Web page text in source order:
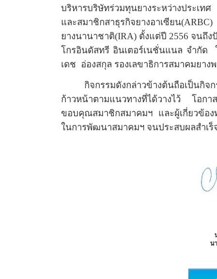
บริหารบริษัทร่วมทุนยางระหว่างประเท
และสมาชิกสาธุรกิจยางอาเซียน(ARBC)
ยางนานาชาติ(IRA)ตั้งแต่ปี 2556 จนถึง
โกรอินดัสทรี อินเตอร์เนชั่นแนล จำกัด
เดช อ่องสกุล รองเลขาธิการสมาคมยา
กิจกรรมดังกล่าวข้างต้นถือเป็นกิ
ก้าวหน้าตามแนวทางที่ได้วางไว้ โอก
ขอบคุณสมาชิกสมาคมฯ และผู้เกี่ยวข้อง
ในการพัฒนาสมาคมฯ จนประสบผลสำเร็
น